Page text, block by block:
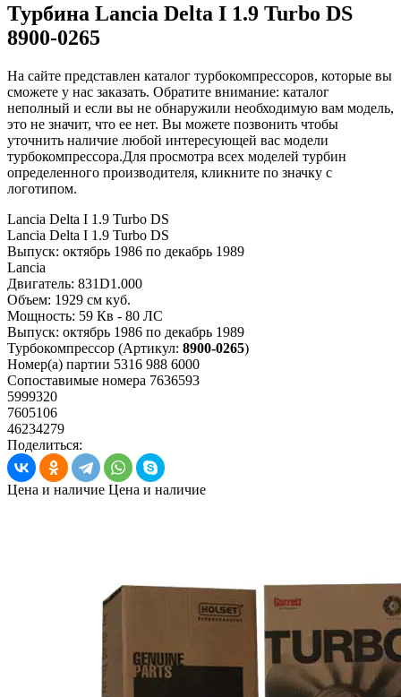
Турбина Lancia Delta I 1.9 Turbo DS
8900-0265
На сайте представлен каталог турбокомпрессоров, которые вы
сможете у нас заказать. Обратите внимание: каталог
неполный и если вы не обнаружили необходимую вам модель,
это не значит, что ее нет. Вы можете позвонить чтобы
уточнить наличие любой интересующей вас модели
турбокомпрессора.Для просмотра всех моделей турбин
определенного производителя, кликните по значку с
логотипом.
Lancia Delta I 1.9 Turbo DS
Lancia Delta I 1.9 Turbo DS
Выпуск: октябрь 1986 по декабрь 1989
Lancia
Двигатель: 831D1.000
Объем: 1929 см куб.
Мощность: 59 Кв - 80 ЛС
Выпуск: октябрь 1986 по декабрь 1989
Турбокомпрессор (Артикул: 8900-0265)
Номер(а) партии 5316 988 6000
Сопоставимые номера 7636593
5999320
7605106
46234279
Поделиться:
Цена и наличие Цена и наличие